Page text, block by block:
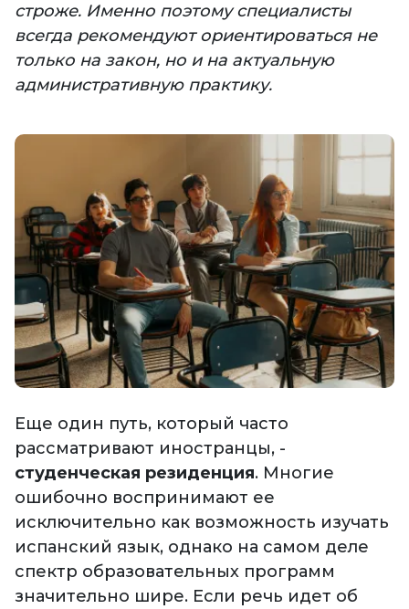
строже. Именно поэтому специалисты
всегда рекомендуют ориентироваться не
только на закон, но и на актуальную
административную практику.
Еще один путь, который часто
рассматривают иностранцы, -
студенческая резиденция. Многие
ошибочно воспринимают ее
исключительно как возможность изучать
испанский язык, однако на самом деле
спектр образовательных программ
значительно шире. Если речь идет об